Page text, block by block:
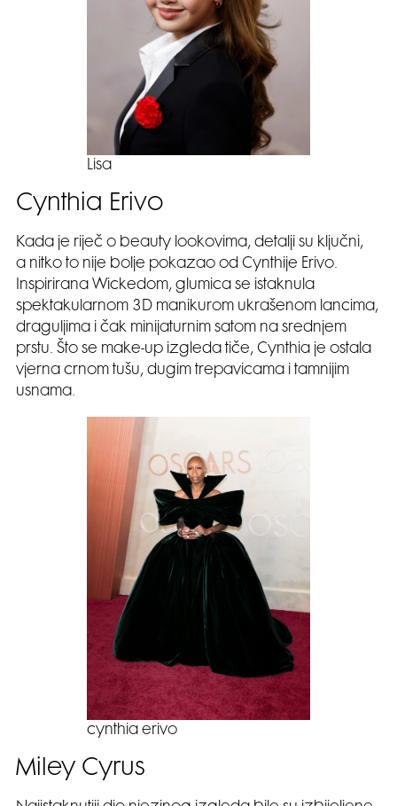
Lisa
Cynthia Erivo
Kada je riječ o beauty lookovima, detalji su ključni,
a nitko to nije bolje pokazao od Cynthije Erivo.
Inspirirana Wickedom, glumica se istaknula
spektakularnom 3D manikurom ukrašenom lancima,
draguljima i čak minijaturnim satom na srednjem
prstu. Što se make-up izgleda tiče, Cynthia je ostala
vjerna crnom tušu, dugim trepavicama i tamnijim
usnama.
cynthia erivo
Miley Cyrus